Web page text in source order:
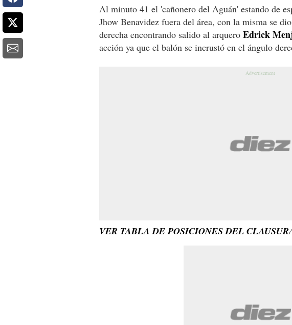
Al minuto 41 el 'cañonero del Aguán' estando de
Jhow Benavidez fuera del área, con la misma se
derecha encontrando salido al arquero Edrick
acción ya que el balón se incrustó en el ángulo
VER TABLA DE POSICIONES DEL